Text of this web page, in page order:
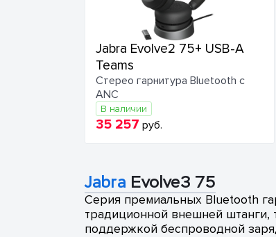
Jabra Evolve2 75+ USB-A
Teams
Стерео гарнитура Bluetooth с
ANC
В наличии
35 257 руб.
Jabra Evolve3 75
Серия премиальных Bluetooth
традиционной внешней штанги,
поддержкой беспроводной